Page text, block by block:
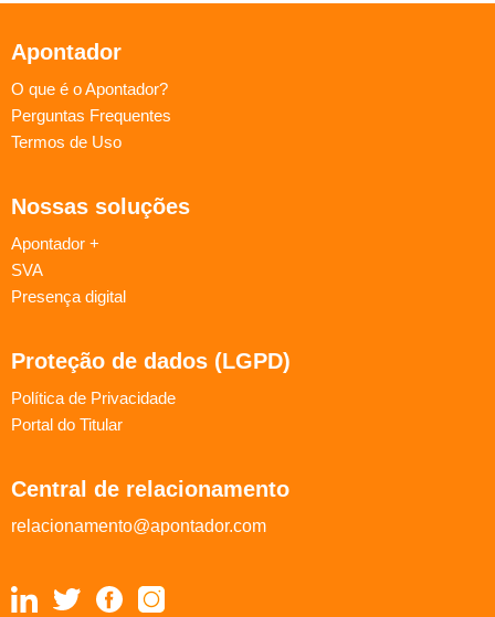
Apontador
O que é o Apontador?
Perguntas Frequentes
Termos de Uso
Nossas soluções
Apontador +
SVA
Presença digital
Proteção de dados (LGPD)
Política de Privacidade
Portal do Titular
Central de relacionamento
relacionamento@apontador.com